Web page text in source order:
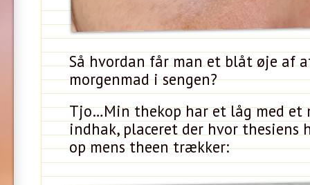
Så hvordan får man et blåt øje af
morgenmad i sengen?
Tjo…Min thekop har et låg med et
indhak, placeret der hvor thesiens
op mens theen trækker: